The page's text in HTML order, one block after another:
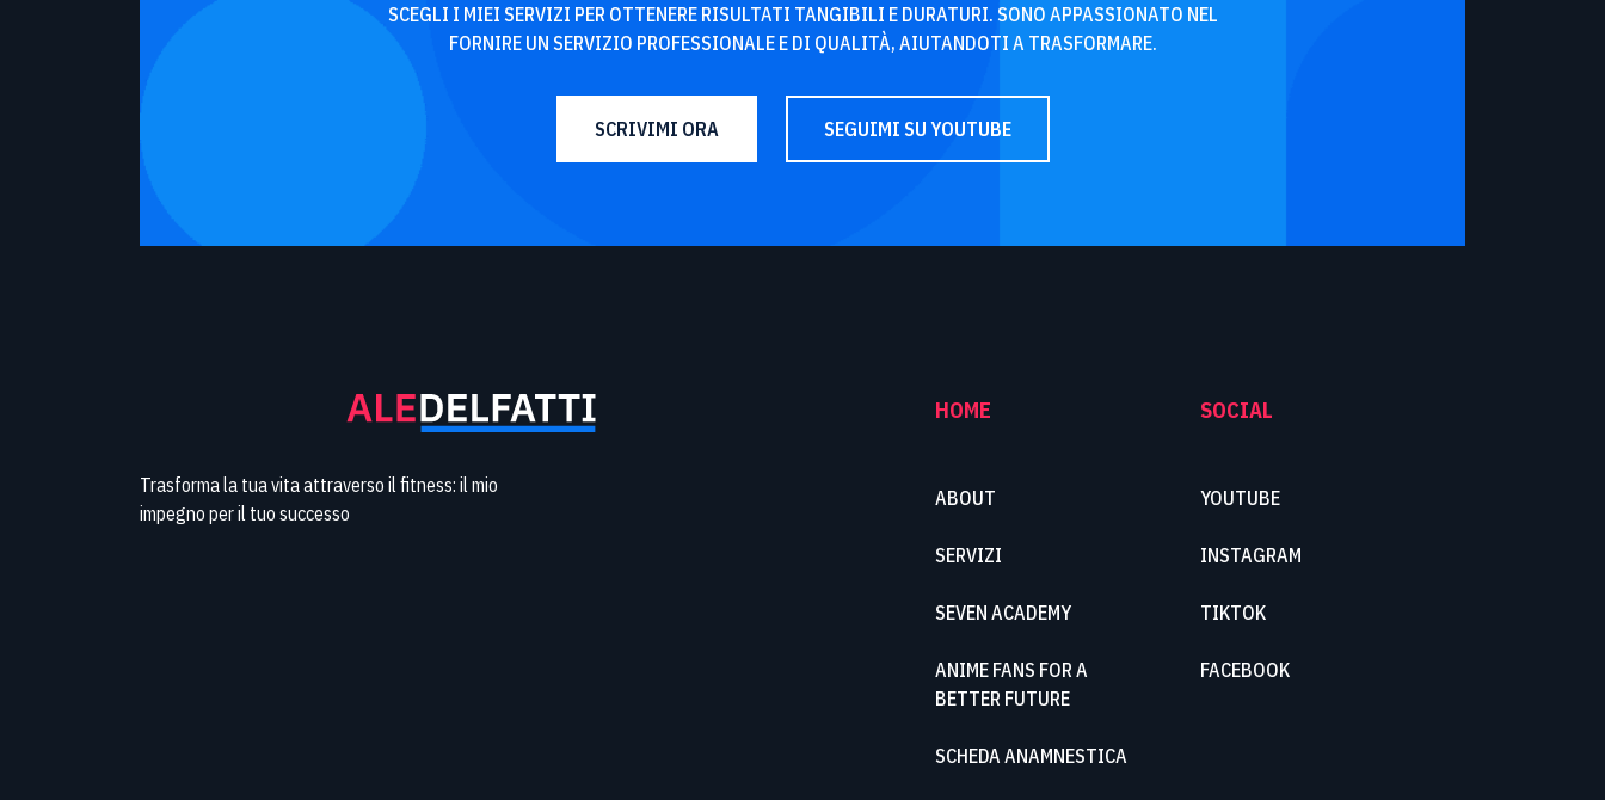
SCEGLI I MIEI SERVIZI PER OTTENERE RISULTATI TANGIBILI E DURATURI. SONO APPASSIONATO NEL
FORNIRE UN SERVIZIO PROFESSIONALE E DI QUALITÀ, AIUTANDOTI A TRASFORMARE.
SCRIVIMI ORA SEGUIMI SU YOUTUBE
Trasforma la tua vita attraverso il fitness: il mio
impegno per il tuo successo
HOME
ABOUT
SERVIZI
SEVEN ACADEMY
ANIME FANS FOR A
BETTER FUTURE
SCHEDA ANAMNESTICA
SOCIAL
YOUTUBE
INSTAGRAM
TIKTOK
FACEBOOK